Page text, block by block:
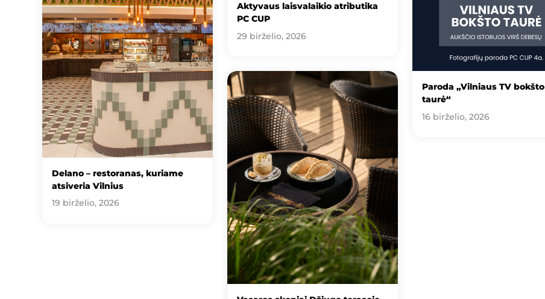
Aktyvaus laisvalaikio atributika
PC CUP
29 birželio, 2026
Delano – restoranas, kuriame
atsiveria Vilnius
19 birželio, 2026
Paroda „Vilniaus TV bokšto
taurė“
16 birželio, 2026